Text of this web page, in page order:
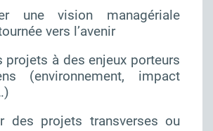
une vision managériale
vers l’avenir
projets à des enjeux porteurs
(environnement, impact
des projets transverses ou